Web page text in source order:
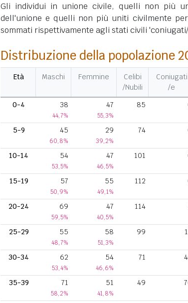
Gli individui in unione civile, quelli non più
dell'unione e quelli non più uniti civilmente
sommati rispettivamente agli stati civili
Distribuzione della popolazione
Età Maschi Femmine
Celibi
/Nubili
Coniugati
/e
0-4 38
44,7%
47
55,3%
85
5-9 45
60,8%
29
39,2%
74
10-14 54
53,5%
47
46,5%
101
15-19 57
50,9%
55
49,1%
112
20-24 69
59,5%
47
40,5%
114
25-29 55
48,7%
58
51,3%
99
30-34 62
53,4%
54
46,6%
71
35-39 71
58,2%
51
41,8%
49